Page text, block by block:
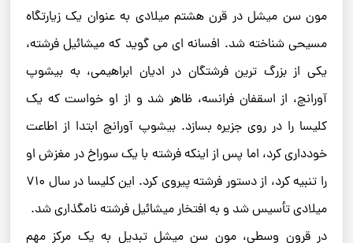
مون سن میشل در قرن هشتم میلادی به عنوان یک زیارتگاه
مسیحی شناخته شد. افسانه ای می گوید که میشائیل فرشته،
یکی از بزرگ ترین فرشتگان در ادیان ابراهیمی، به بیشوپ
آورانچ، از اسقفان فرانسه، ظاهر شد و از او خواست که یک
کلیسا را در روی جزیره بسازد. بیشوپ آورانچ ابتدا از اطاعت
خودداری کرد، اما پس از اینکه فرشته با یک سوراخ در مغزش او
را تنبیه کرد، از دستور فرشته پیروی کرد. این کلیسا در سال ۷۱۰
میلادی تأسیس شد و به افتخار میشائیل فرشته نامگذاری شد.
در قرون وسطی، مون سن میشل تبدیل به یک مرکز مهم